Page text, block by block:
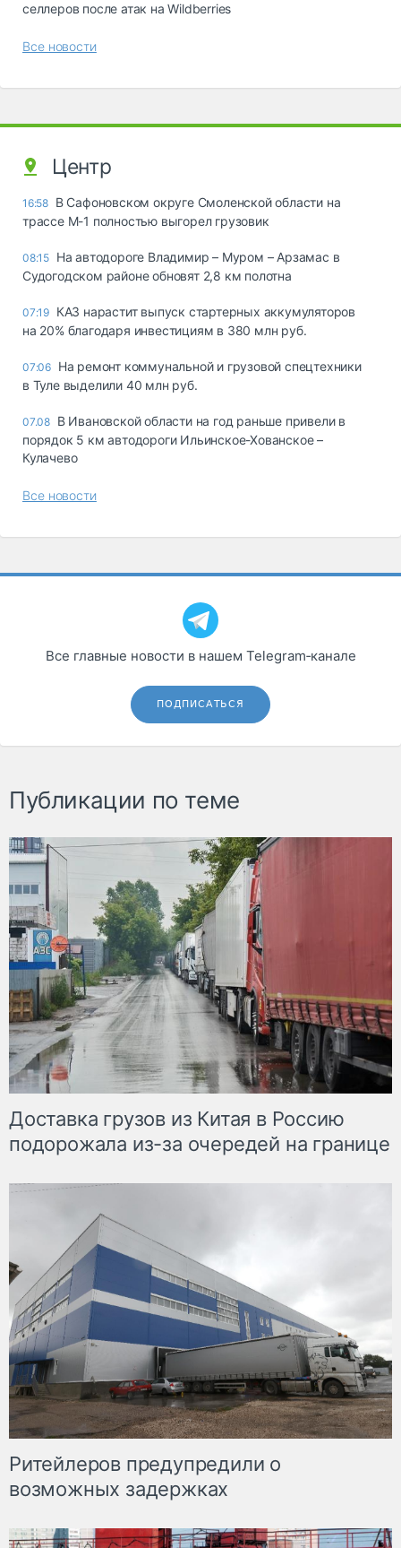
селлеров после атак на Wildberries
Все новости
Центр
16:58 В Сафоновском округе Смоленской области на
трассе М-1 полностью выгорел грузовик
08:15 На автодороге Владимир – Муром – Арзамас в
Судогодском районе обновят 2,8 км полотна
07:19 КАЗ нарастит выпуск стартерных аккумуляторов
на 20% благодаря инвестициям в 380 млн руб.
07:06 На ремонт коммунальной и грузовой спецтехники
в Туле выделили 40 млн руб.
07.08 В Ивановской области на год раньше привели в
порядок 5 км автодороги Ильинское-Хованское –
Кулачево
Все новости
Все главные новости в нашем Telegram‑канале
ПОДПИСАТЬСЯ
Публикации по теме
Доставка грузов из Китая в Россию
подорожала из-за очередей на границе
Ритейлеров предупредили о
возможных задержках